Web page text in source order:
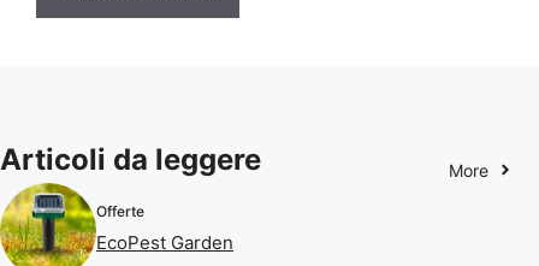
Articoli da leggere More
Offerte
EcoPest Garden